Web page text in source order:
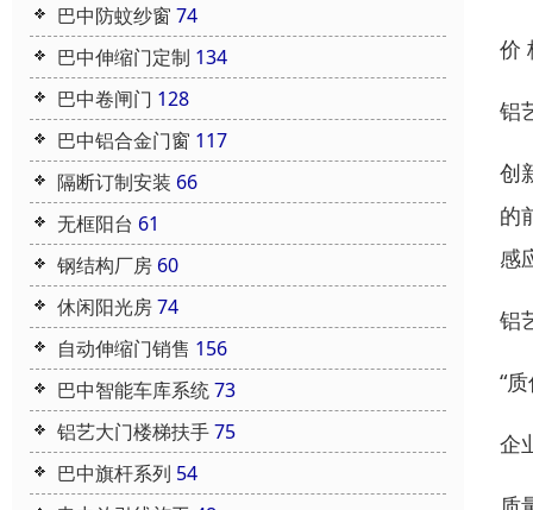
巴中防蚊纱窗 74
巴中伸缩门定制 134
巴中卷闸门 128
巴中铝合金门窗 117
隔断订制安装 66
无框阳台 61
钢结构厂房 60
休闲阳光房74
自动伸缩门销售 156
巴中智能车库系统73
铝艺大门楼梯扶手75
巴中旗杆系列 54
价
铝
创
的
感
铝
“
企